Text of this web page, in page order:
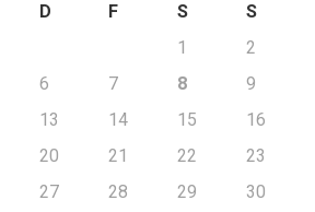
D F S
S
1
2
6 7 8
9
13 14 15
16
20 21 22
23
27 28 29
30